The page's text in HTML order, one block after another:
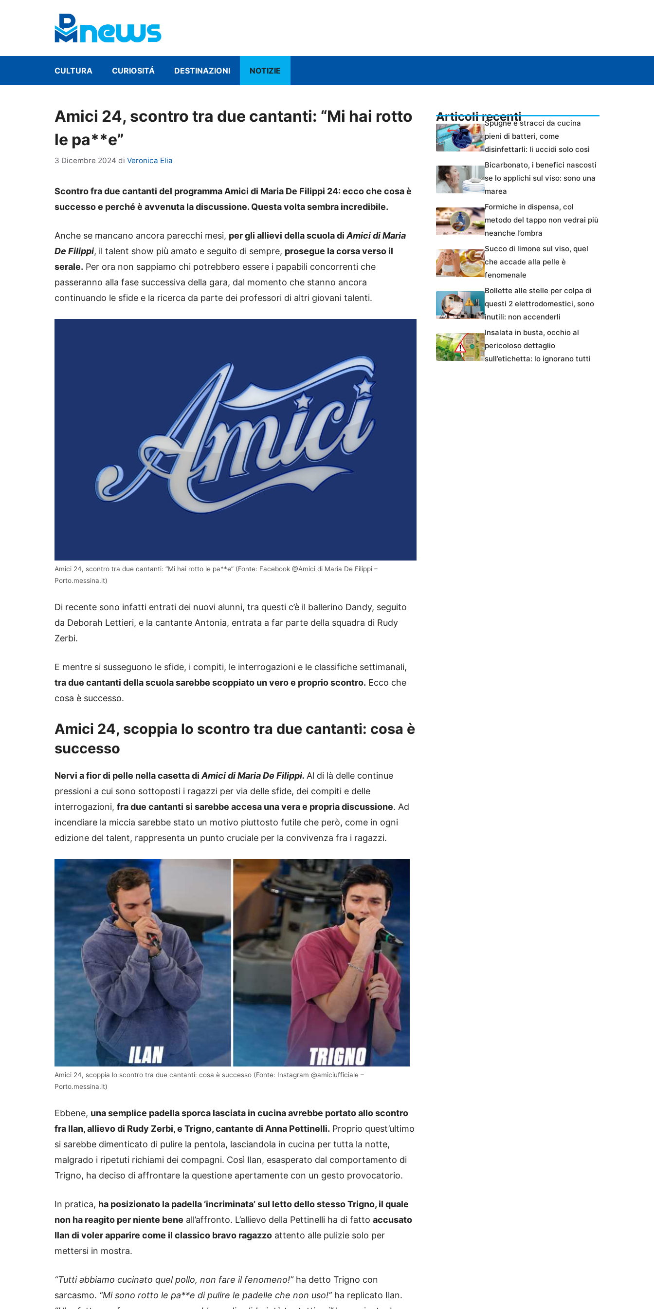
CULTURA CURIOSITÁ DESTINAZIONI NOTIZIE
Amici 24, scontro tra due cantanti: “Mi hai rotto
le pa**e”
3 Dicembre 2024 di Veronica Elia
Scontro fra due cantanti del programma Amici di Maria De Filippi 24: ecco che cosa è
successo e perché è avvenuta la discussione. Questa volta sembra incredibile.
Anche se mancano ancora parecchi mesi, per gli allievi della scuola di Amici di Maria
De Filippi, il talent show più amato e seguito di sempre, prosegue la corsa verso il
serale. Per ora non sappiamo chi potrebbero essere i papabili concorrenti che
passeranno alla fase successiva della gara, dal momento che stanno ancora
continuando le sfide e la ricerca da parte dei professori di altri giovani talenti.
Amici 24, scontro tra due cantanti: “Mi hai rotto le pa**e” (Fonte: Facebook @Amici di Maria De Filippi –
Porto.messina.it)
Di recente sono infatti entrati dei nuovi alunni, tra questi c’è il ballerino Dandy, seguito
da Deborah Lettieri, e la cantante Antonia, entrata a far parte della squadra di Rudy
Zerbi.
E mentre si susseguono le sfide, i compiti, le interrogazioni e le classifiche settimanali,
tra due cantanti della scuola sarebbe scoppiato un vero e proprio scontro. Ecco che
cosa è successo.
Amici 24, scoppia lo scontro tra due cantanti: cosa è
successo
Nervi a fior di pelle nella casetta di Amici di Maria De Filippi. Al di là delle continue
pressioni a cui sono sottoposti i ragazzi per via delle sfide, dei compiti e delle
interrogazioni, fra due cantanti si sarebbe accesa una vera e propria discussione. Ad
incendiare la miccia sarebbe stato un motivo piuttosto futile che però, come in ogni
edizione del talent, rappresenta un punto cruciale per la convivenza fra i ragazzi.
Amici 24, scoppia lo scontro tra due cantanti: cosa è successo (Fonte: Instagram @amiciufficiale –
Porto.messina.it)
Ebbene, una semplice padella sporca lasciata in cucina avrebbe portato allo scontro
fra Ilan, allievo di Rudy Zerbi, e Trigno, cantante di Anna Pettinelli. Proprio quest’ultimo
si sarebbe dimenticato di pulire la pentola, lasciandola in cucina per tutta la notte,
malgrado i ripetuti richiami dei compagni. Così Ilan, esasperato dal comportamento di
Trigno, ha deciso di affrontare la questione apertamente con un gesto provocatorio.
In pratica, ha posizionato la padella ‘incriminata’ sul letto dello stesso Trigno, il quale
non ha reagito per niente bene all’affronto. L’allievo della Pettinelli ha di fatto accusato
Ilan di voler apparire come il classico bravo ragazzo attento alle pulizie solo per
mettersi in mostra.
“Tutti abbiamo cucinato quel pollo, non fare il fenomeno!”ha detto Trigno con
sarcasmo. “Mi sono rotto le pa**e di pulire le padelle che non uso!”ha replicato Ilan.
Articoli recentiSpugne e stracci da cucina
pieni di batteri, come
disinfettarli: li uccidi solo così
Bicarbonato, i benefici nascosti
se lo applichi sul viso: sono una
marea
Formiche in dispensa, col
metodo del tappo non vedrai più
neanche l’ombra
Succo di limone sul viso, quel
che accade alla pelle è
fenomenale
Bollette alle stelle per colpa di
questi 2 elettrodomestici, sono
inutili: non accenderli
Insalata in busta, occhio al
pericoloso dettaglio
sull’etichetta: lo ignorano tutti